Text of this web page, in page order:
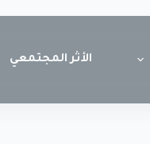
الأثر المجتمعي